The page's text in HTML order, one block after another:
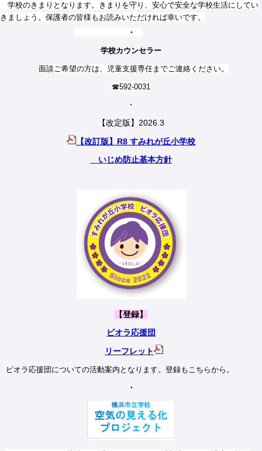
学校のきまりとなります。きまりを守り、安心で安全な学校生活にしてい
きましょう。保護者の皆様もお読みいただければ幸いです。
・
学校カウンセラー
面談ご希望の方は、児童支援専任までご連絡ください。
☎592-0031
・
【改定版】2026.3
【改訂版】R8 すみれが丘小学校
いじめ防止基本方針
【登録】
ビオラ応援団
リーフレット
ビオラ応援団についての活動案内となります。登録もこちらから。
・